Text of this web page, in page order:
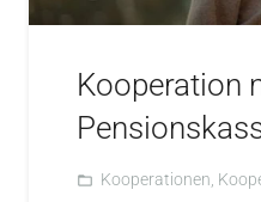
Kooperation
folder_open Kooperationen,